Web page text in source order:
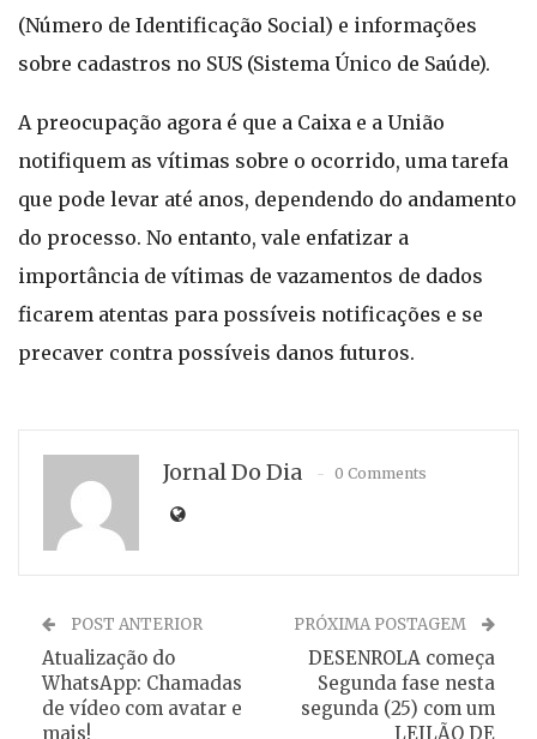
(Número de Identificação Social) e informações
sobre cadastros no SUS (Sistema Único de Saúde).
A preocupação agora é que a Caixa e a União
notifiquem as vítimas sobre o ocorrido, uma tarefa
que pode levar até anos, dependendo do andamento
do processo. No entanto, vale enfatizar a
importância de vítimas de vazamentos de dados
ficarem atentas para possíveis notificações e se
precaver contra possíveis danos futuros.
Jornal Do Dia 0 Comments
POST ANTERIOR
Atualização do
WhatsApp: Chamadas
de vídeo com avatar e
mais!
PRÓXIMA POSTAGEM
DESENROLA começa
Segunda fase nesta
segunda (25) com um
LEILÃO DE